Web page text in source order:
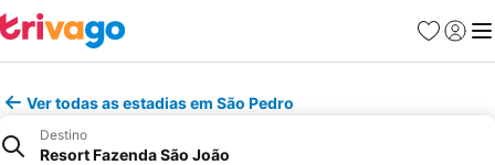
Favoritos
Iniciar
Ver todas as estadias em São Pedro
Destino
Resort Fazenda São João